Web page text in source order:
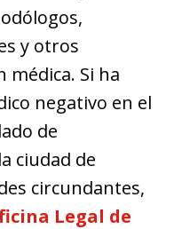
y otros
médica. Si ha
negativo en el
de
ciudad de
circundantes,
Legal de